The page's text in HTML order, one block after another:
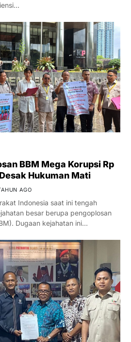
BBM Mega Korupsi Rp
Hukuman Mati
AGO
Indonesia saat ini tengah
besar berupa pengoplosan
Dugaan kejahatan ini…